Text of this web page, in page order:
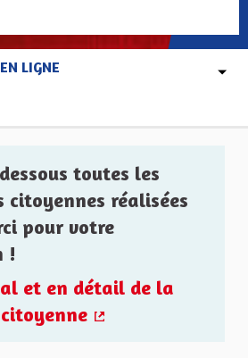
LIGNE
toutes les
réalisées
pour votre
!
et en détail de la